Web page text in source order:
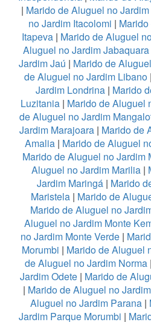
| Marido de Aluguel no
no Jardim Itacolomi |
Itapeva | Marido de Aluguel
Aluguel no Jardim Jabaquara
Jardim Jaú | Marido de
de Aluguel no Jardim Libano |
Jardim Londrina| Marido
Luzitania| Marido de Aluguel
de Aluguel no Jardim
Jardim Marajoara | Marido de
Amalia| Marido de Aluguel
Marido de Aluguel no Jardim
Aluguel no Jardim Marilia|
Jardim Maringá | Marido
Maristela | Marido de
Marido de Aluguel no
Aluguel no Jardim Monte
no Jardim Monte Verde |
Morumbi | Marido de Aluguel
de Aluguel no Jardim Norma|
Jardim Odete| Marido de
| Marido de Aluguel no
Aluguel no Jardim Parana|
Jardim Parque Morumbi |